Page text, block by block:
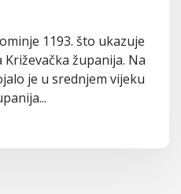
1193. što ukazuje
županija. Na
je u srednjem vijeku